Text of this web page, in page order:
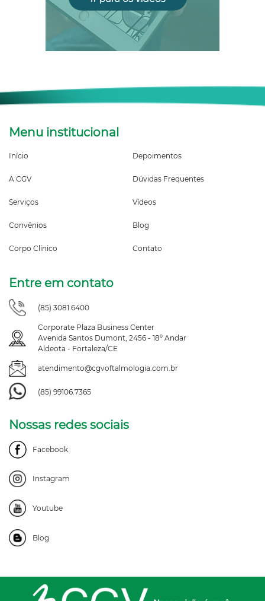
Menu institucional
Início Depoimentos
A CGV Dúvidas Frequentes
Serviços Vídeos
Convênios Blog
Corpo Clínico Contato
Entre em contato
(85) 3081.6400
Corporate Plaza Business Center
Avenida Santos Dumont, 2456 - 18º Andar
Aldeota - Fortaleza/CE
atendimento@cgvoftalmologia.com.br
(85) 99106.7365
Nossas redes sociais
Facebook
Instagram
Youtube
Blog